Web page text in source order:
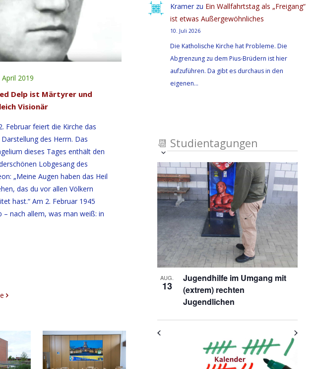
April 2019
Delp ist Märtyrer und
Visionär
Februar feiert die Kirche das
Darstellung des Herrn. Das
dieses Tages enthält den
Lobgesang des
„Meine Augen haben das Heil
das du vor allen Völkern
hast.“ Am 2. Februar 1945
– nach allem, was man weiß: in
Kramerzu Ein Wallfahrtstag als „Freigang“
ist etwas Außergewöhnliches
10. Juli 2026
Die Katholische Kirche hat Probleme. Die
Abgrenzung zu dem Pius-Brüdern ist hier
aufzuführen. Da gibt es durchaus in den
eigenen…
📆 Studientagungen
Ansichten-
Navigation
Veranstaltung
Ansichten-
Navigation
auswählen.
List
of
Veranstaltungen
in
Photo
View
AUG.
13
Jugendhilfe im Umgang mit
(extrem) rechten
Jugendlichen